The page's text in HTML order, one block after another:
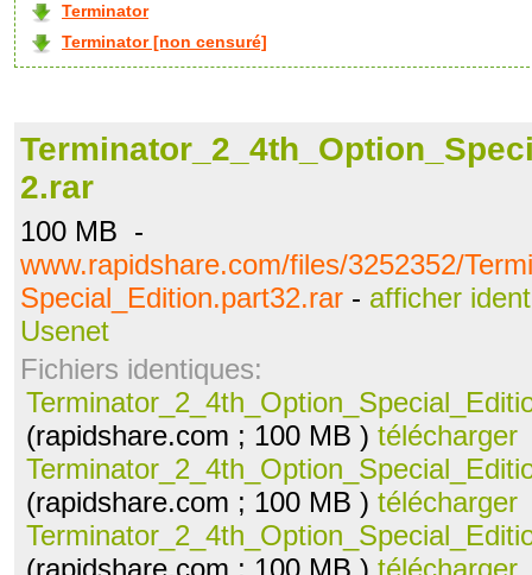
Terminator
Terminator [non censuré]
2.rar
100 MB -
www.rapidshare.com/files/3252352/
Special_Edition.part32.rar - afficher
Usenet
Fichiers identiques:
(rapidshare.com ; 100 MB ) télécharger
(rapidshare.com ; 100 MB ) télécharger
(rapidshare.com ; 100 MB ) télécharger